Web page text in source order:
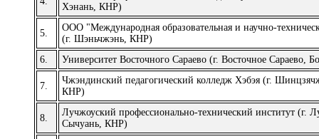
Хэнань, КНР)
5.
ООО "Международная образовательная и научно-
(г. Шэньчжэнь, КНР)
6.
Университет Восточного Сараево (г. Восточное Сараево,
7.
Чжэндинский педагогический колледж Хэбэя (г.
КНР)
8.
Лучжоуский профессионально-технический институт (г.
Сычуань, КНР)